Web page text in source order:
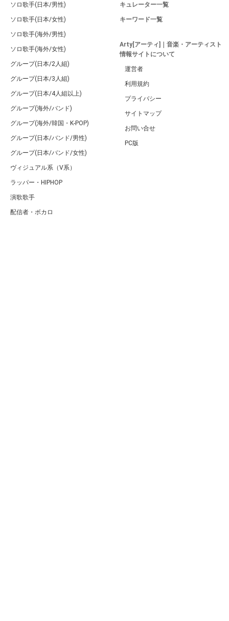
ソロ歌手(日本/男性)
ソロ歌手(日本/女性)
ソロ歌手(海外/男性)
ソロ歌手(海外/女性)
グループ(日本/2人組)
グループ(日本/3人組)
グループ(日本/4人組以上)
グループ(海外/バンド)
グループ(海外/韓国・K-POP)
グループ(日本/バンド/男性)
グループ(日本/バンド/女性)
ヴィジュアル系（V系）
ラッパー・HIPHOP
演歌歌手
配信者・ボカロ
キュレーター一覧
キーワード一覧
Arty[アーティ]｜音楽・アーティスト
情報サイトについて
運営者
利用規約
プライバシー
サイトマップ
お問い合せ
PC版